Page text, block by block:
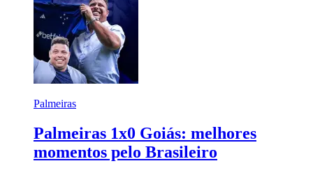
Palmeiras
Palmeiras 1x0 Goiás: melhores
momentos pelo Brasileiro